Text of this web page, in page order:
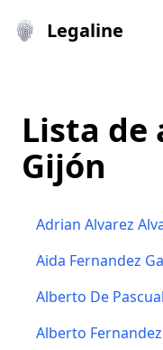
Legaline
Lista de
Gijón
Adrian Alvarez
Aida Fernandez
Alberto De
Alberto